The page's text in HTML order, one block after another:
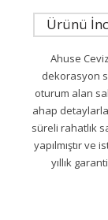
Ürünü
Ahuse
dekorasyon
oturum alan
ahap
süreli rahatlık
yapılmıştır
yıllık